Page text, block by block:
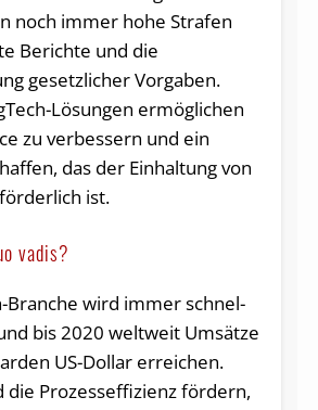
noch immer hohe Strafen
Berichte und die
gesetzlicher Vorgaben.
Lösungen ermöglichen
zu verbessern und ein
das der Einhaltung von
ist.
vadis?
Bran­che wird im­mer schnel­
bis 2020 welt­weit Um­sät­ze
US-Dol­lar er­rei­chen.
die Pro­zes­s­ef­fi­zi­enz för­dern,